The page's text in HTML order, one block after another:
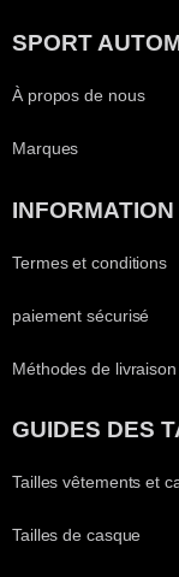
SPORT
À propos de nous
Marques
INFORMATION
Termes et conditions
paiement sécurisé
Méthodes de livraison
GUIDES DES
Tailles vêtements et
Tailles de casque